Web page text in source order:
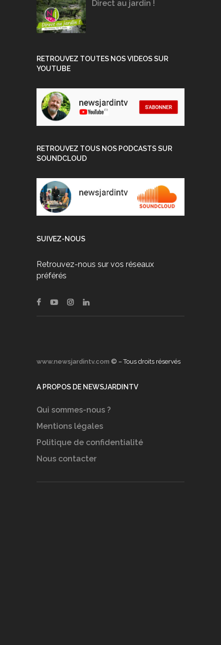
Direct au jardin !
RETROUVEZ TOUTES NOS VIDEOS SUR
YOUTUBE
RETROUVEZ TOUS NOS PODCASTS SUR
SOUNDCLOUD
SUIVEZ-NOUS
Retrouvez-nous sur vos réseaux
préférés
www.newsjardintv.com © – Tous droits réservés
A PROPOS DE NEWSJARDINTV
Qui sommes-nous ?
Mentions légales
Politique de confidentialité
Nous contacter